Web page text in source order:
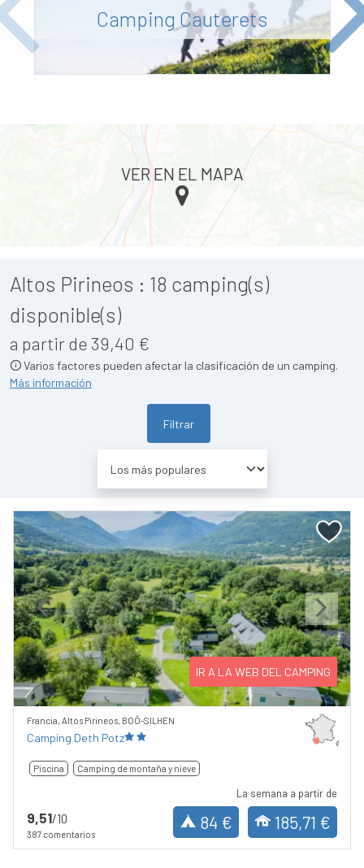
Camping Cauterets
Altos Pirineos : 18 camping(s)
disponible(s)
a partir de 39,40 €
Varios factores pueden afectar la clasificación de un camping.
Más información
Filtrar
Previous Next
IR A LA WEB DEL CAMPING
Francia, Altos Pirineos, BOÔ-SILHEN
Camping Deth Potz
Piscina Camping de montaña y nieve
9,51/10
387 comentarios
La semana a partir de
84 € 185,71 €
VER EN EL MAPA